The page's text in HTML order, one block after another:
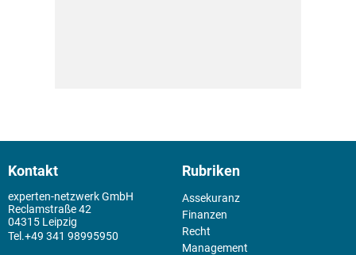
Kontakt
experten-netzwerk GmbH
Reclamstraße 42
04315 Leipzig
+49 341 98995950
Rubriken
Assekuranz
Finanzen
Recht
Management